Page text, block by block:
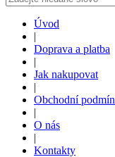
Úvod
|
Doprava a platba
|
Jak nakupovat
|
Obchodní
|
O nás
|
Kontakty